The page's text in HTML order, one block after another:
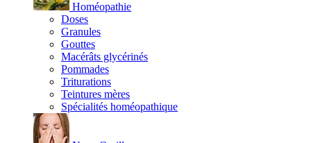
Homéopathie
Doses
Granules
Gouttes
Macérâts glycérinés
Pommades
Triturations
Teintures mères
Spécialités homéopathique